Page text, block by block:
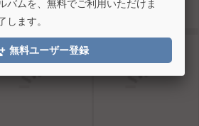
バムを、無料でご利用いただけま
します。
無料ユーザー登録